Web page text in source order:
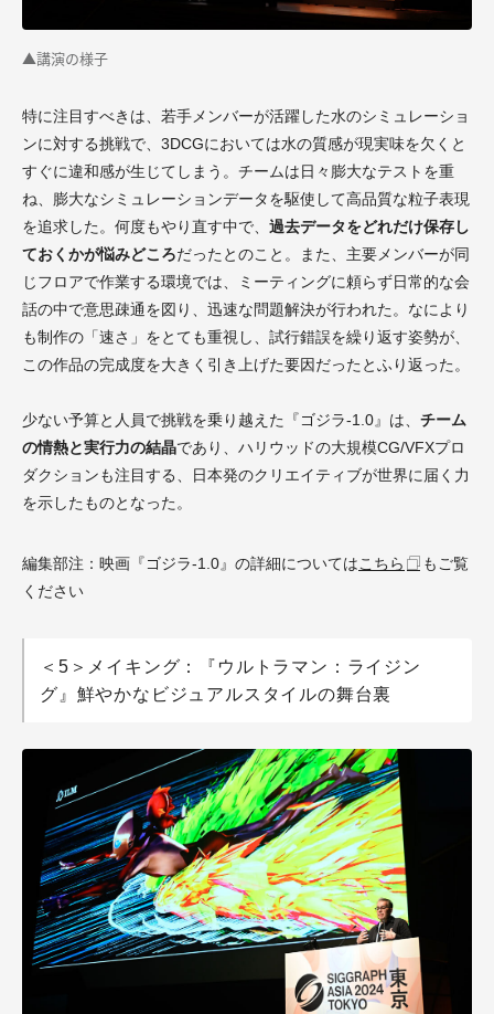
▲講演の様子
特に注目すべきは、若手メンバーが活躍した水のシミュレーショ
ンに対する挑戦で、3DCGにおいては水の質感が現実味を欠くと
すぐに違和感が生じてしまう。チームは日々膨大なテストを重
ね、膨大なシミュレーションデータを駆使して高品質な粒子表現
を追求した。何度もやり直す中で、 過去データをどれだけ保存し
ておくかが悩みどころだったとのこと。また、主要メンバーが同
じフロアで作業する環境では、ミーティングに頼らず日常的な会
話の中で意思疎通を図り、迅速な問題解決が行われた。なにより
も制作の「速さ」をとても重視し、試行錯誤を繰り返す姿勢が、
この作品の完成度を大きく引き上げた要因だったとふり返った。
少ない予算と人員で挑戦を乗り越えた『ゴジラ-1.0』は、 チーム
の情熱と実行力の結晶であり、ハリウッドの大規模CG/VFXプロ
ダクションも注目する、日本発のクリエイティブが世界に届く力
を示したものとなった。
編集部注：映画『ゴジラ-1.0』の詳細についてはこちら
もご覧
ください
＜5＞メイキング：『ウルトラマン：ライジン
グ』鮮やかなビジュアルスタイルの舞台裏